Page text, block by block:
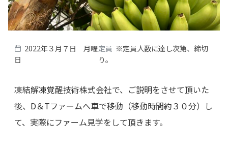
2022年３月７日 月曜
日
定員 ※定員人数に達し次第、締切
り。
凍結解凍覚醒技術株式会社で、ご説明をさせて頂いた
後、D＆Tファームへ車で移動（移動時間約３０分）し
て、実際にファーム見学をして頂きます。